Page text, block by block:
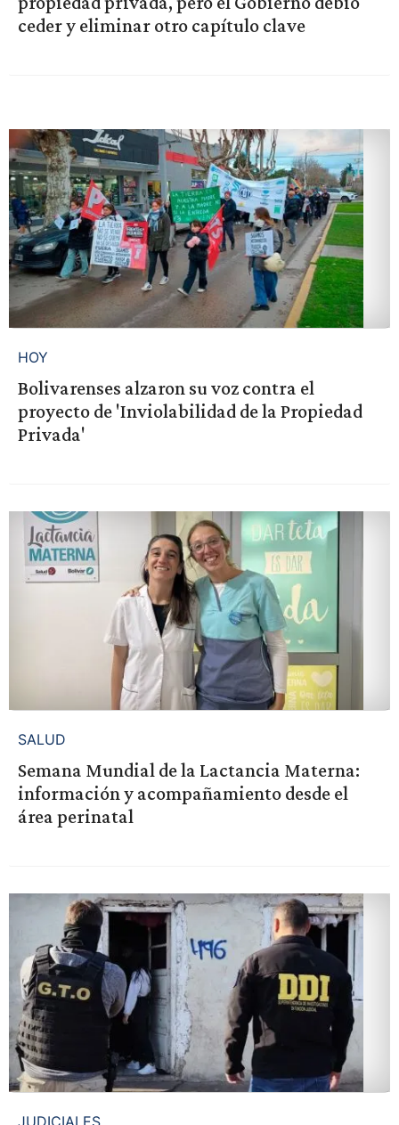
ceder y eliminar otro capítulo clave
HOY
Bolivarenses alzaron su voz contra el
proyecto de 'Inviolabilidad de la Propiedad
Privada'
SALUD
Semana Mundial de la Lactancia Materna:
información y acompañamiento desde el
área perinatal